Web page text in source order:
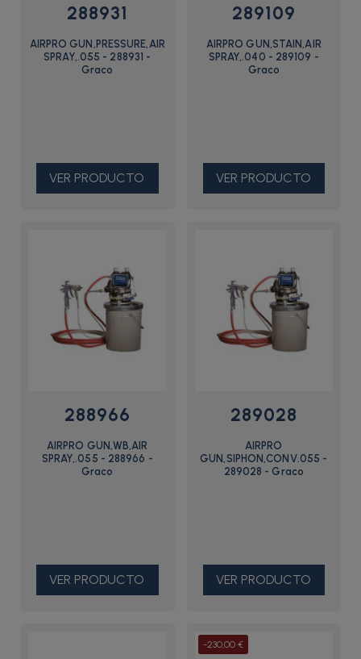
288931
AIRPRO GUN,PRESSURE,AIR
SPRAY,.055 - 288931 -
Graco
VER PRODUCTO
289109
AIRPRO GUN,STAIN,AIR
SPRAY,.040 - 289109 -
Graco
VER PRODUCTO
288966
AIRPRO GUN,WB,AIR
SPRAY,.055 - 288966 -
Graco
VER PRODUCTO
289028
AIRPRO
GUN,SIPHON,CONV.055 -
289028 - Graco
VER PRODUCTO
-230,00 €